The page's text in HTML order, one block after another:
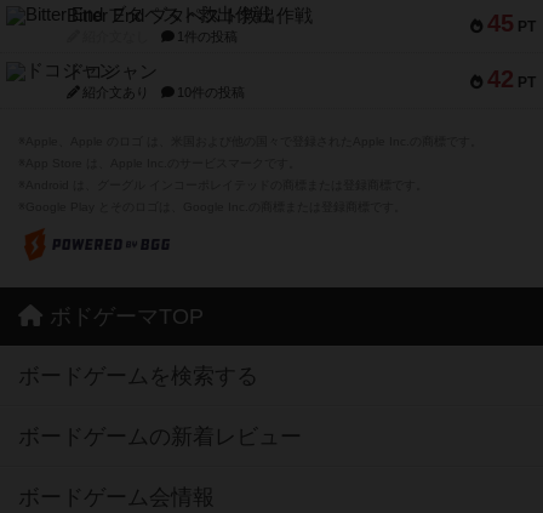
45 PT
Bitter End ブタペスト救出作戦
1件の投稿
42 PT
ドコジャン
紹介文あり 10件の投稿
ボドゲーマTOP
ボードゲームを検索する
ボードゲームの新着レビュー
ボードゲーム会情報